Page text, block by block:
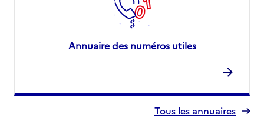
Annuaire des numéros utiles
Tous les annuaires